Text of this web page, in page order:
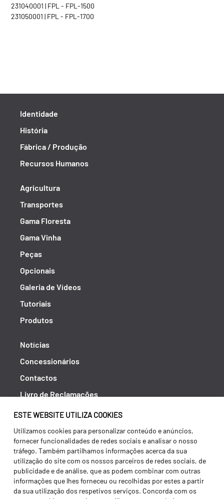
ESTE WEBSITE UTILIZA COOKIES
Utilizamos cookies para personalizar conteúdo e anúncios,
fornecer funcionalidades de redes sociais e analisar o nosso
tráfego. Também partilhamos informações acerca da sua
utilização do site com os nossos parceiros de redes sociais, de
publicidade e de análise, que as podem combinar com outras
informações que lhes forneceu ou recolhidas por estes a partir
da sua utilização dos respetivos serviços. Concorda com os
231040001 | FPL - FPL-1500
231050001 | FPL - FPL-1700
Identidade
História
Fábrica / Produção
Recursos Humanos
Agricultura
Transportes
Gama Floresta
Gama Vinha
Peças
Opcionais
Galeria de Vídeos
Tutoriais
Produtos
Notícias
Concessionários
Contactos
Livro de Reclamações
Política de Privacidade
Canal de Denúncias (RGPC)
Termos e condições